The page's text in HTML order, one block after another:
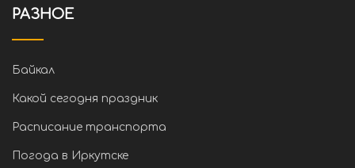
РАЗНОЕ
Байкал
Какой сегодня праздник
Расписание транспорта
Погода в Иркутске